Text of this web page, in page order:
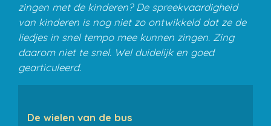
zingen met de kinderen? De spreekvaardigheid
van kinderen is nog niet zo ontwikkeld dat ze de
liedjes in snel tempo mee kunnen zingen. Zing
daarom niet te snel. Wel duidelijk en goed
gearticuleerd.
De wielen van de bus